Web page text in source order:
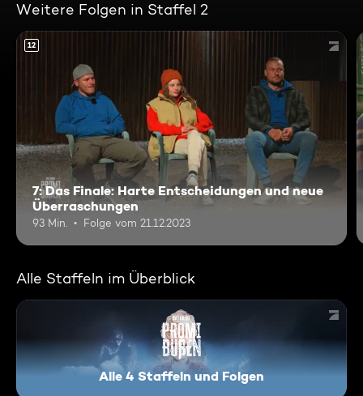
Weitere Folgen in Staffel 2
12
7: Das Finale: Harte Entscheidungen und neue
Überraschungen
93 Min. Folge vom 21.12.2023
Alle Staffeln im Überblick
Alle 4 Staffeln und Folgen